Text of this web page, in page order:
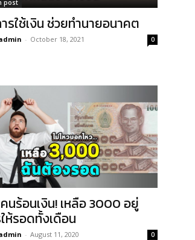
post
รใช้เงิน ช่วยทำนายอนาคต
- October 18, 2021 0
นร้อนเงิน! เหลือ 3000 อยู่
ห้รอดทั้งเดือน
- August 11, 2020 0